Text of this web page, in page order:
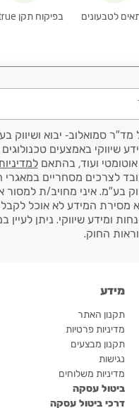
לטבעונים בפיקוח תקן Natrue
סמואלוב- יבוא ושיווק
שיווקי באמצעים
לצרכים מסחריים
בע"מ. איני מחויב/ת למסור
מסירת המידע לא אוכל
ומידע שיווקי. ניתן לעיין
החוק.
מידע
תקנון האתר
מדיניות פרטיות
תקנון מבצעים
נגישות
מדיניות משלוחים
ביטול עסקה
דרכי ביטול עסקה